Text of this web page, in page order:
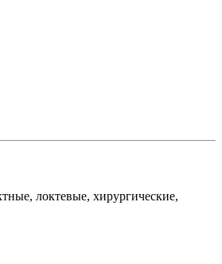
локтевые, хирургические,